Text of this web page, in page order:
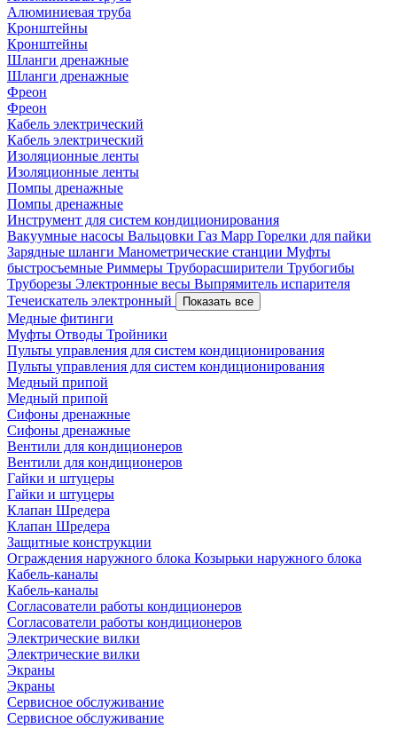
Алюминиевая труба
Кронштейны
Кронштейны
Шланги дренажные
Шланги дренажные
Фреон
Фреон
Кабель электрический
Кабель электрический
Изоляционные ленты
Изоляционные ленты
Помпы дренажные
Помпы дренажные
Инструмент для систем кондиционирования
Вакуумные насосы Вальцовки Газ Mapp Горелки для пайки
Зарядные шланги Манометрические станции Муфты
быстросъемные Риммеры Труборасширители Трубогибы
Труборезы Электронные весы Выпрямитель испарителя
Течеискатель электронный
Показать все
Медные фитинги
Муфты Отводы Тройники
Пульты управления для систем кондиционирования
Пульты управления для систем кондиционирования
Медный припой
Медный припой
Сифоны дренажные
Сифоны дренажные
Вентили для кондиционеров
Вентили для кондиционеров
Гайки и штуцеры
Гайки и штуцеры
Клапан Шредера
Клапан Шредера
Защитные конструкции
Ограждения наружного блока Козырьки наружного блока
Кабель-каналы
Кабель-каналы
Согласователи работы кондиционеров
Согласователи работы кондиционеров
Электрические вилки
Электрические вилки
Экраны
Экраны
Сервисное обслуживание
Сервисное обслуживание